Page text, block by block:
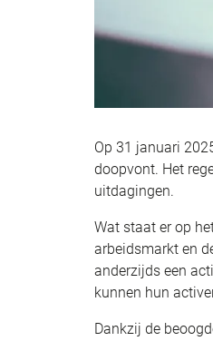
Op 31 januari
doopvont. Het
uitdagingen.
Wat staat er op
arbeidsmarkt en
anderzijds een
kunnen hun
Dankzij de